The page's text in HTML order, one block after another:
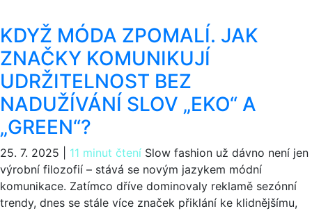
KDYŽ MÓDA ZPOMALÍ. JAK
ZNAČKY KOMUNIKUJÍ
UDRŽITELNOST BEZ
NADUŽÍVÁNÍ SLOV „EKO“ A
„GREEN“?
25. 7. 2025 11 minut čtení Slow fashion už dávno není jen
výrobní filozofií – stává se novým jazykem módní
komunikace. Zatímco dříve dominovaly reklamě sezónní
trendy, dnes se stále více značek přiklání ke klidnějšímu,